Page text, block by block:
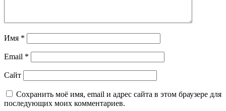
Имя *
Email *
Сайт
Сохранить моё имя, email и адрес сайта в этом браузере для
последующих моих комментариев.